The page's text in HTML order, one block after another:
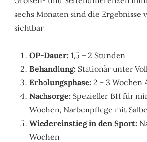
sechs Monaten sind die Ergebnisse
sichtbar.
OP-Dauer: 1,5 – 2 Stunden
Behandlung: Stationär unter
Erholungsphase: 2 – 3 Wochen
Nachsorge: Spezieller BH für
Wochen, Narbenpflege mit Salbe
Wiedereinstieg in den Sport:
Wochen